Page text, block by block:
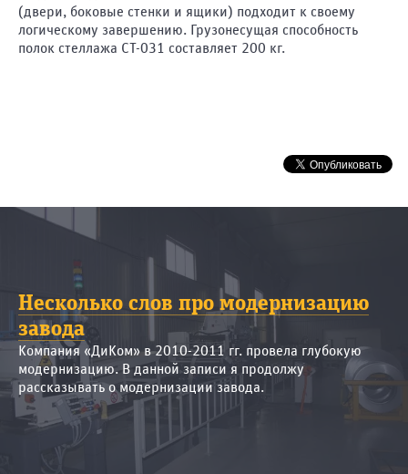
(двери, боковые стенки и ящики) подходит к своему
логическому завершению. Грузонесущая способность
полок стеллажа СТ-031 составляет 200 кг.
Несколько слов про модернизацию
завода
Компания «ДиКом» в 2010-2011 гг. провела глубокую
модернизацию. В данной записи я продолжу
рассказывать о модернизации завода.